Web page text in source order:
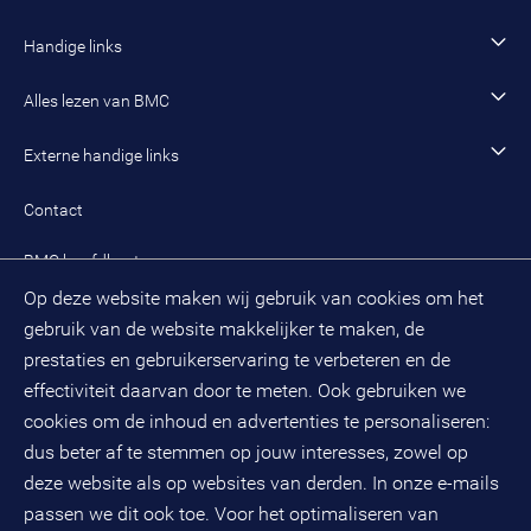
Op deze website maken wij gebruik van cookies om het
gebruik van de website makkelijker te maken, de
prestaties en gebruikerservaring te verbeteren en de
effectiviteit daarvan door te meten. Ook gebruiken we
cookies om de inhoud en advertenties te personaliseren:
dus beter af te stemmen op jouw interesses, zowel op
deze website als op websites van derden. In onze e-mails
passen we dit ook toe. Voor het optimaliseren van
Werken als managing consultant
Ons werk
Onze cultuur en organisatie
Onze organisatie
Handige links
Algemeen contact
Inloggen mijn BMC
Meest gestelde vragen mijn BMC
Evenementen
Alles lezen van BMC
Alle artikelen
Externe handige links
Public spirit
Contact
BMC hoofdkantoor
(033) 496 52 00
Databankweg 26 D
3821 ALAmersfoort
Postbus 490
3800 AL Amersfoort
KvK-nummer: 32078667
BTW-nummer: NL808663598B01